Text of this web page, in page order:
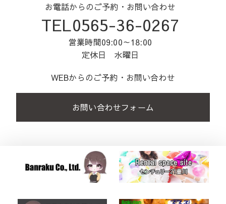
お電話からのご予約・お問い合わせ
TEL0565-36-0267
営業時間09:00～18:00
定休日 水曜日
WEBからのご予約・お問い合わせ
お問い合わせフォーム